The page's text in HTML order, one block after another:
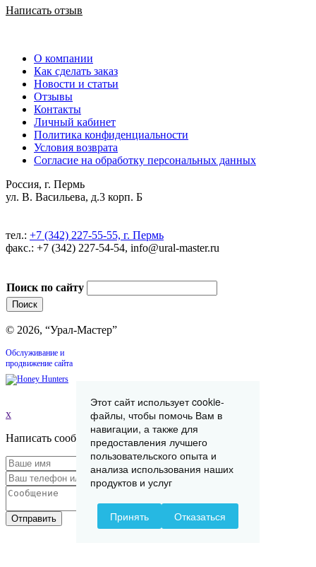
Написать отзыв
О компании
Как сделать заказ
Новости и статьи
Отзывы
Контакты
Личный кабинет
Политика конфиденциальности
Условия возврата
Согласие на обработку персональных данных
Россия, г. Пермь
ул. В. Васильева, д.3 корп. Б
тел.: +7 (342) 227-55-55, г. Пермь
факс.: +7 (342) 227-54-54, info@ural-master.ru
Поиск по сайту
© 2026, “Урал-Мастер”
Обслуживание и
продвижение сайта
x
Написать сообщение
Отправить
Этот сайт использует cookie-
файлы, чтобы помочь Вам в
навигации, а также для
предоставления лучшего
пользовательского опыта и
анализа использования наших
продуктов и услуг
Принять Отказаться